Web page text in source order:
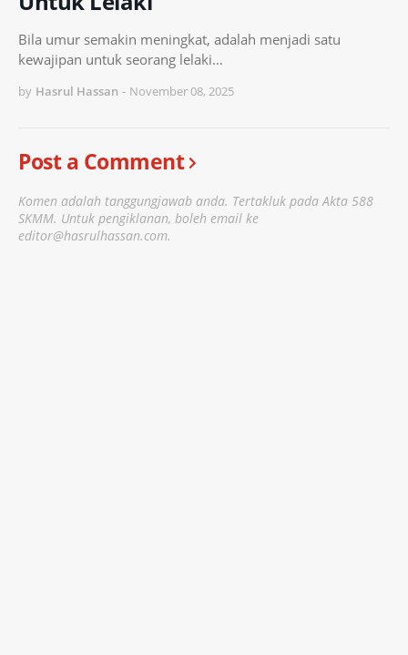
Bila umur semakin meningkat, adalah menjadi satu
kewajipan untuk seorang lelaki…
by Hasrul Hassan - November 08, 2025
Post a Comment
Komen adalah tanggungjawab anda. Tertakluk pada Akta 588
SKMM. Untuk pengiklanan, boleh email ke
editor@hasrulhassan.com.